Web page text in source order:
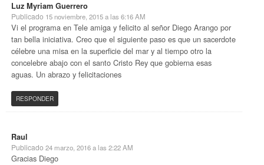
Luz Myriam Guerrero
Publicado 15 noviembre, 2015 a las 6:16 AM
Vi el programa en Tele amiga y felicito al señor Diego Arango por
tan bella iniciativa. Creo que el siguiente paso es que un sacerdote
célebre una misa en la superficie del mar y al tiempo otro la
concelebre abajo con el santo Cristo Rey que gobierna esas
aguas. Un abrazo y felicitaciones
RESPONDER
Raul
Publicado24 marzo, 2016 a las 2:22 AM
Gracias Diego